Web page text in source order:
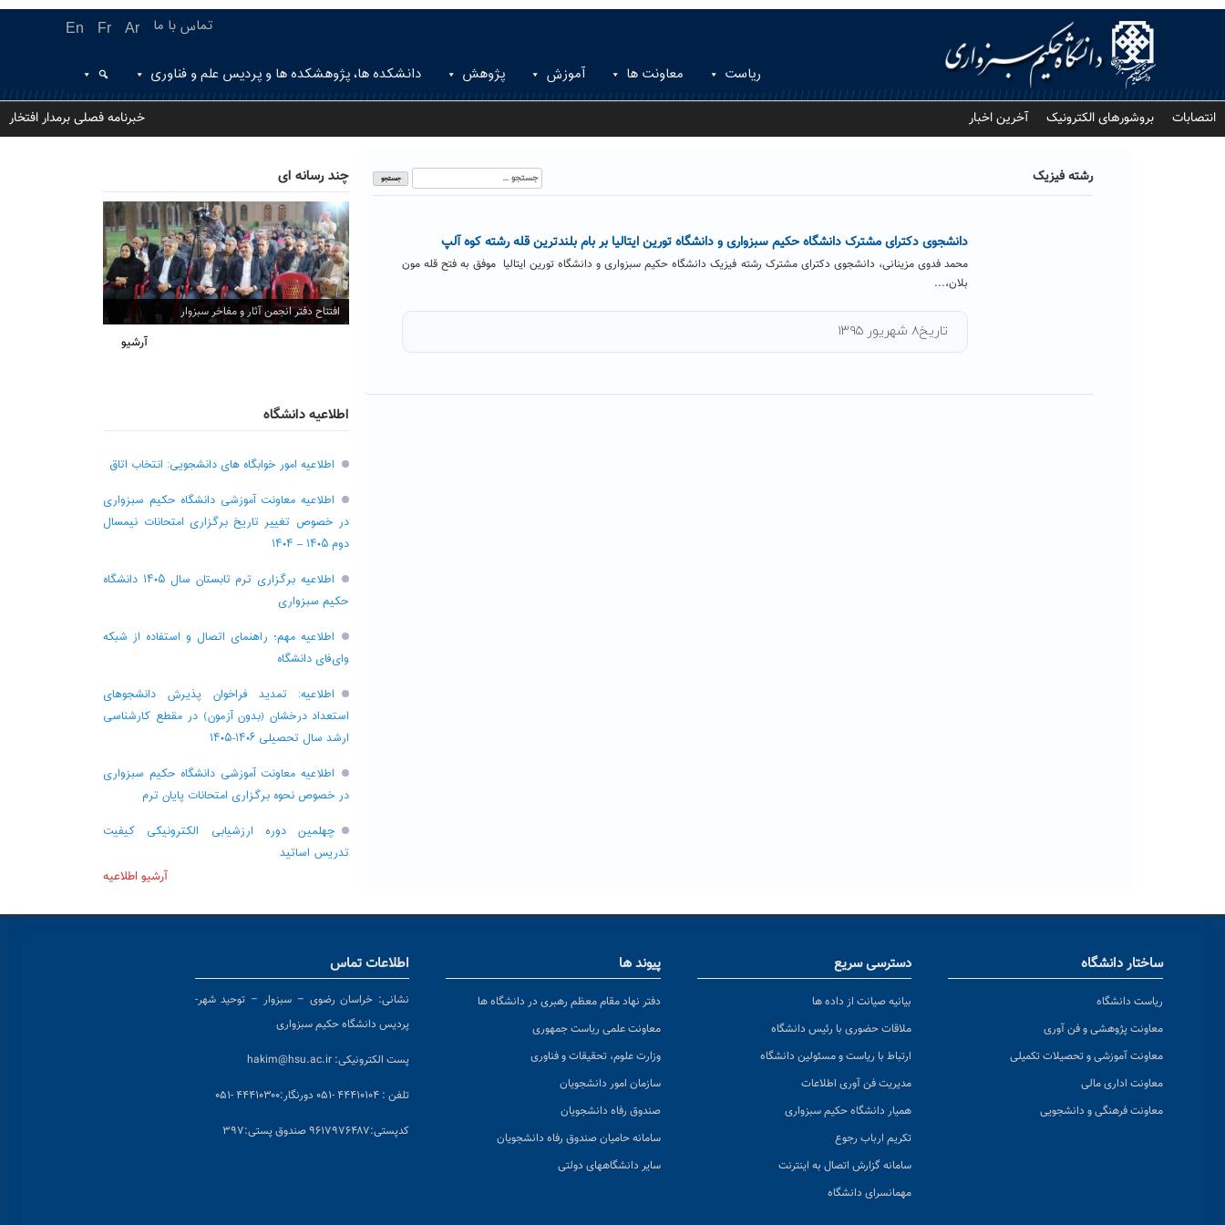
En Fr Ar تماس با ما
ریاست معاونت ها آموزش پژوهش دانشکده ها، پژوهشکده ها و پردیس علم و فناوری
انتصابات بروشورهای الکترونیک آخرین اخبار خبرنامه فصلی برمدار افتخار
رشته فیزیک
جستجو
برای:
دانشجوی دکترای مشترک دانشگاه حکیم سبزواری و دانشگاه تورین ایتالیا بر بام بلندترین قله رشته کوه آلپ
محمد فدوی مزینانی، دانشجوی دکترای مشترک رشته فیزیک دانشگاه حکیم سبزواری و دانشگاه تورین ایتالیا موفق به فتح قله مون
بلان،...
تاریخ۸ شهریور ۱۳۹۵
چند رسانه ای
افتتاح دفتر انجمن آثار و مفاخر سبزوار
آرشیو
اطلاعیه دانشگاه
اطلاعیه امور خوابگاه های دانشجویی: انتخاب اتاق
اطلاعیه معاونت آموزشی دانشگاه حکیم سبزواری
در خصوص تغییر تاریخ برگزاری امتحانات نیمسال
دوم ۱۴۰۵ – ۱۴۰۴
اطلاعیه برگزاری ترم تابستان سال ۱۴۰۵ دانشگاه
حکیم سبزواری
اطلاعیه مهم؛ راهنمای اتصال و استفاده از شبکه
وای‌فای دانشگاه
اطلاعیه: تمدید فراخوان پذیرش دانشجو‌های
استعداد درخشان (بدون آزمون) در مقطع کارشناسی
ارشد سال تحصیلی ۱۴۰۶-۱۴۰۵
اطلاعیه معاونت آموزشی دانشگاه حکیم سبزواری
در خصوص نحوه برگزاری امتحانات پایان ترم
چهلمین دوره ارزشیابی الکترونیکی کیفیت
تدریس اساتید
آرشیو اطلاعیه
ساختار دانشگاه
ریاست دانشگاه
معاونت پژوهشی و فن آوری
معاونت آموزشی و تحصیلات تکمیلی
معاونت اداری مالی
معاونت فرهنگی و دانشجویی
دسترسی سریع
بیانیه صیانت از داده ها
ملاقات حضوری با رئیس دانشگاه
ارتباط با ریاست و مسئولین دانشگاه
مدیریت فن آوری اطلاعات
همیار دانشگاه حکیم سبزواری
تکریم ارباب رجوع
سامانه گزارش اتصال به اینترنت
مهمانسرای دانشگاه
پیوند ها
دفتر نهاد مقام معظم رهبری در دانشگاه ها
معاونت علمی ریاست جمهوری
وزارت علوم، تحقیقات و فناوری
سازمان امور دانشجویان
صندوق رفاه دانشجویان
سامانه حامیان صندوق رفاه دانشجویان
سایر دانشگاههای دولتی
اطلاعات تماس
نشانی: خراسان رضوی – سبزوار – توحید شهر-
پردیس دانشگاه حکیم سبزواری
پست الکترونیکی: hakim@hsu.ac.ir
تلفن : ۴۴۴۱۰۱۰۴ -۰۵۱ دورنگار:۴۴۴۱۰۳۰۰ -۰۵۱
کدپستی:۹۶۱۷۹۷۶۴۸۷ صندوق پستی:۳۹۷